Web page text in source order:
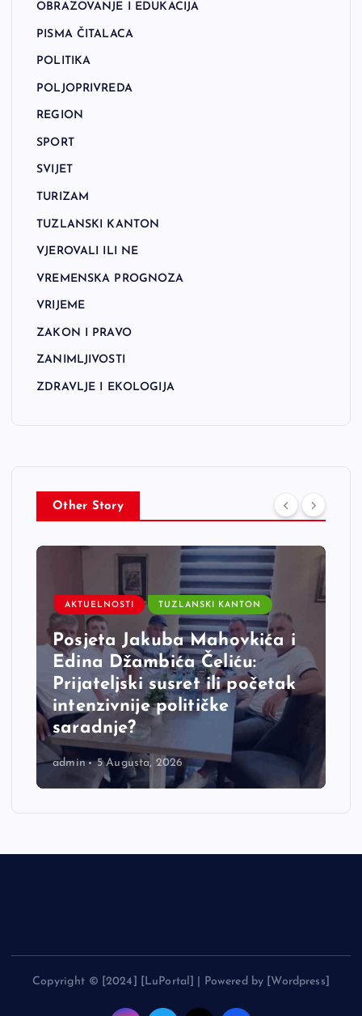
OBRAZOVANJE I EDUKACIJA
PISMA ČITALACA
POLITIKA
POLJOPRIVREDA
REGION
SPORT
SVIJET
TURIZAM
TUZLANSKI KANTON
VJEROVALI ILI NE
VREMENSKA PROGNOZA
VRIJEME
ZAKON I PRAVO
ZANIMLJIVOSTI
ZDRAVLJE I EKOLOGIJA
Other Story
AKTUELNOSTI TUZLANSKI KANTON
Posjeta Jakuba Mahovkića i
Edina Džambića Čeliću:
Prijateljski susret ili početak
intenzivnije političke
saradnje?
admin 5 Augusta, 2026
Copyright © [2024] [LuPortal] | Powered by [Wordpress]